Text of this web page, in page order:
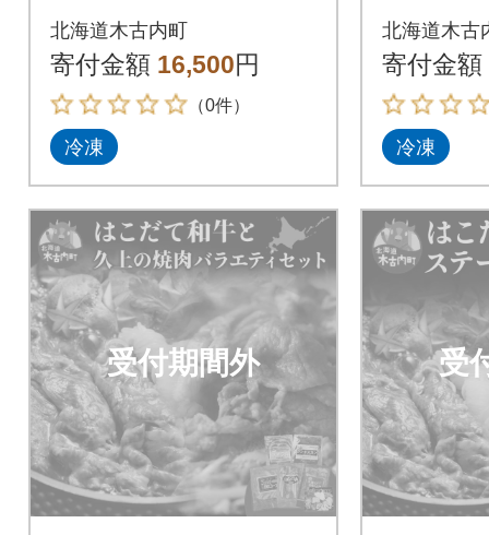
ーキ バーベキュー
北海道木古内町
寄付金額 16,500円
（0件）
冷凍
ト ステ
北海道木古
寄付金額
冷凍
受付期間外 受